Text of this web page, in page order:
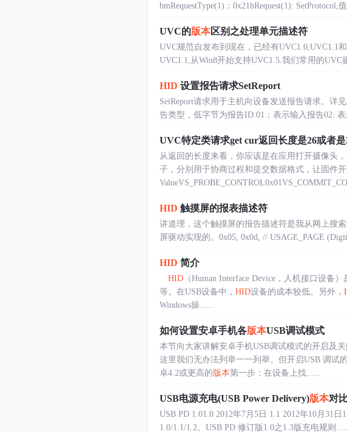
bmRequestType(1)：0x21bRequest(1):
UVC的版本区别之处理单元描述符
UVC规范自发布到现在，已经有UVC1.0,UVC1.1
UVC1.1,从Win8开始支持UVC1.5.我们常用的
HID 设置报告请求SetReport
SetReport请求用于主机向设备发送报告请求。详见
告类型，低字节为报告ID.01：表示输入报告02:
UVC特定类请求get cur返回长度是26或者是
从返回的长度来看，你应该是在应用打开摄像头
子，分别用于协商过程和提交数据格式，让固件
HID 触摸屏的报表描述符
讲道理，这个触摸屏的报告描述符是我从网上搜
屏驱动实现的。0x05, 0x0d, // USAGE_PAGE
HID 简介
HID（Human Interface Device，人机接口设备
等。在USB设备中， HID设备的成本较低。另外，
Windows操......
如何设置安卓手机各版本USB调试模式
本节向大家讲解安卓手机USB调试模式的开启及
这里我们无办法列举一一列举。但开启USB 调试
卓4.2或更高的版本第一步：在设备上找......
USB电源充电(USB Power Delivery)版本对
USB PD 1.01.0 2012年7月5日 1.1 2012年10月31
1.0/1.1/1.2。USB PD 修订版1.0之1.3版充电规则